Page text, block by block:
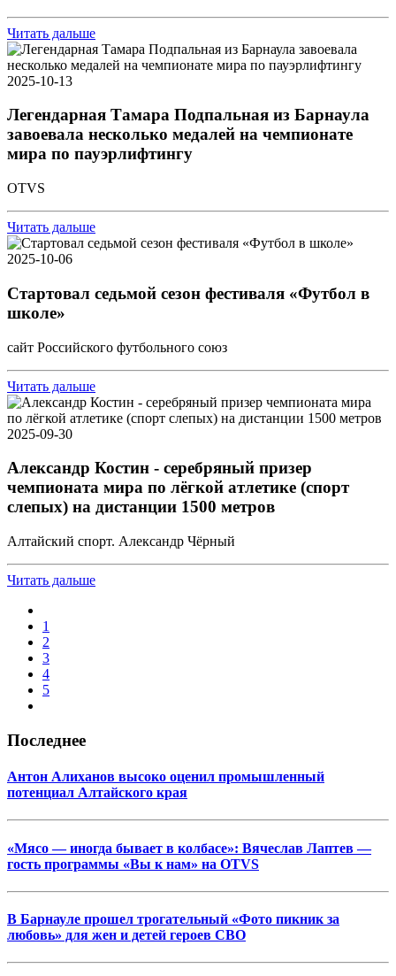
Читать дальше
2025-10-13
Легендарная Тамара Подпальная из Барнаула
завоевала несколько медалей на чемпионате
мира по пауэрлифтингу
OTVS
Читать дальше
2025-10-06
Стартовал седьмой сезон фестиваля «Футбол в
школе»
сайт Российского футбольного союз
Читать дальше
2025-09-30
Александр Костин - серебряный призер
чемпионата мира по лёгкой атлетике (спорт
слепых) на дистанции 1500 метров
Алтайский спорт. Александр Чёрный
Читать дальше
1
2
3
4
5
Последнее
Антон Алиханов высоко оценил промышленный
потенциал Алтайского края
«Мясо — иногда бывает в колбасе»: Вячеслав Лаптев —
гость программы «Вы к нам» на OTVS
В Барнауле прошел трогательный «Фото пикник за
любовь» для жен и детей героев СВО